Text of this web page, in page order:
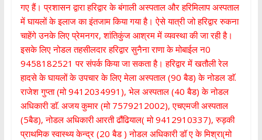
गए हैं। प्रशासन द्वारा हरिद्वार के बंगाली अस्पताल और हरिमिलाप अस्पताल
में घायलों के इलाज का इंतजाम किया गया है। ऐसे यात्री जो हरिद्वार रुकना
चाहेंगे उनके लिए प्रेमनगर, शांतिकुंज आश्रम में व्यवस्था की जा रही है।
इसके लिए नोडल तहसीलदार हरिद्वार सुनैना राणा के मोबाईल न0
9458182521 पर संपर्क किया जा सकता है। हरिद्वार में खतौली रेल
हादसे के घायलों के उपचार के लिए मेला अस्पताल (90 बैड) के नोडल डाॅ.
राजेश गुप्ता (मो 9412034991), भेल अस्पताल (40 बैड) के नोडल
अधिकारी डाॅ. अजय कुमार (मो 7579212002), एचएमजी अस्पताल
(5बैड), नोडल अधिकारी आरती ढौंढियाल( मो 9412910337), रुड़की
प्राथमिक स्वास्थ्य केन्द्र (20 बैड ) नोडल अधिकारी डॉ ए के मिश्रा(मो